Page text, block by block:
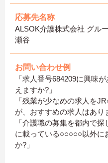
応募先名称
ALSOK介護株式会社 グル
瀬谷
お問い合わせ例
「求人番号684209に興味
えますか?」
「残業が少なめの求人を
が、おすすめの求人はあり
「介護職の募集を都内で
に載っている○○○○○以外に
か?」